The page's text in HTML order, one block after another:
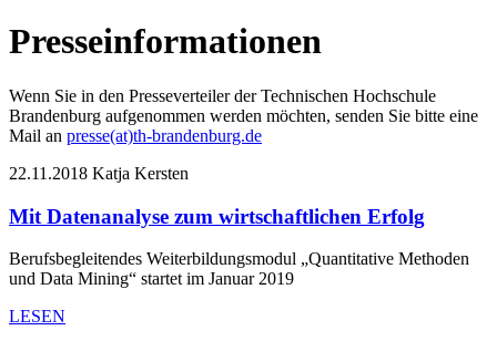
Presseinformationen
Wenn Sie in den Presseverteiler der Technischen Hochschule
Brandenburg aufgenommen werden möchten, senden Sie bitte eine
Mail an presse(at)th-brandenburg.de
22.11.2018 Katja Kersten
Mit Datenanalyse zum wirtschaftlichen Erfolg
Berufsbegleitendes Weiterbildungsmodul „Quantitative Methoden
und Data Mining“ startet im Januar 2019
LESEN